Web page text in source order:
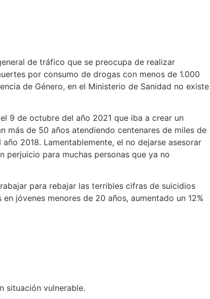
de tráfico que se preocupa de realizar
por consumo de drogas con menos de 1.000
de Género, en el Ministerio de Sanidad no existe
9 de octubre del año 2021 que iba a crear un
más de 50 años atendiendo centenares de miles de
2018. Lamentablemente, el no dejarse asesorar
para muchas personas que ya no
para rebajar las terribles cifras de suicidios
jóvenes menores de 20 años, aumentado un 12%
situación vulnerable.